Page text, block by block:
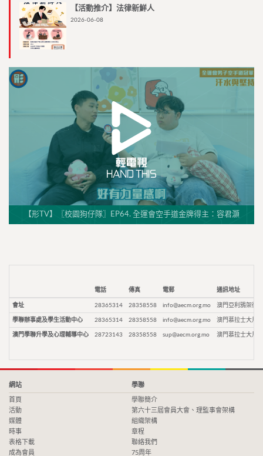
【活動推介】法律新鮮人
2026-06-08
【形TV】〖校園狗仔隊〗EP64. 全運會空手道金牌得主：容君灝
電話 傳真 電郵 通訊地址
會址 28365314 28358558 info@aecm.org.mo 澳門亞利鴉架街9
學聯辦事處及學生活動中心 28365314 28358558 info@aecm.org.mo 澳門慕拉士大馬
澳門學聯升學及心理輔導中心 28723143 28358558 sup@aecm.org.mo 澳門慕拉士大馬
網站
首頁
活動
媒體
時事
表格下載
成為會員
學聯
學聯簡介
第六十三屆會員大會、理監事會架構
組織架構
章程
聯絡我們
75周年